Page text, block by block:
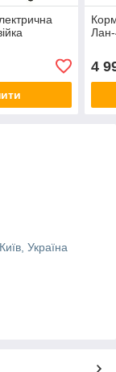
4
Україна